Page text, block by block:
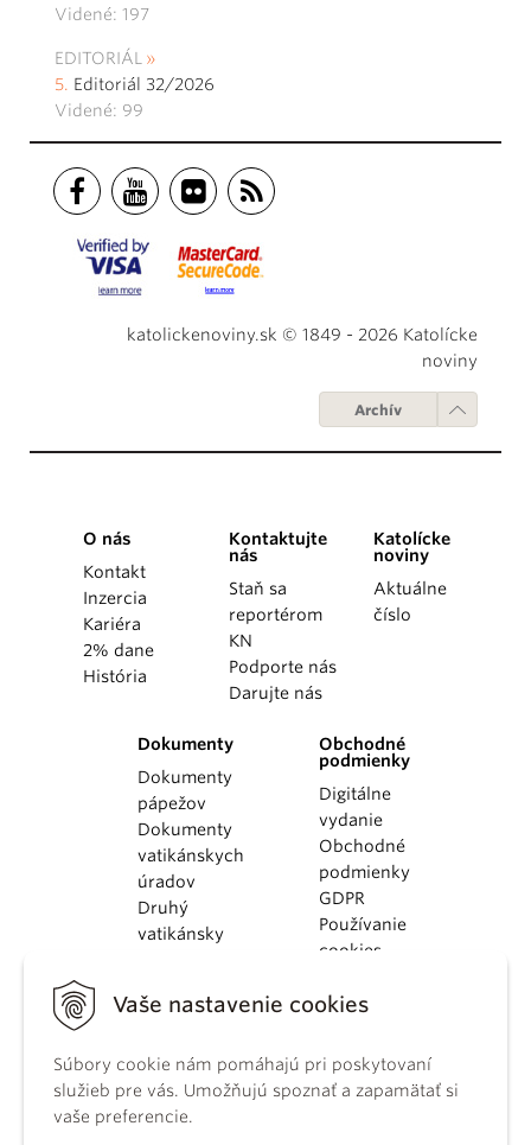
Vaše nastavenie cookies
Súbory cookie nám pomáhajú pri poskytovaní
služieb pre vás. Umožňujú spoznať a zapamätať si
vaše preferencie.
Videné: 197
EDITORIÁL
Editoriál 32/2026
Videné: 99
katolickenoviny.sk © 1849 - 2026 Katolícke
noviny
Archív
O nás
Kontakt
Inzercia
Kariéra
2% dane
História
Kontaktujte
nás
Staň sa
reportérom
KN
Podporte nás
Darujte nás
Katolícke
noviny
Aktuálne
číslo
Dokumenty
Dokumenty
pápežov
Dokumenty
vatikánskych
úradov
Druhý
vatikánsky
KBS
kánonického
práva
Katechizmus
Obchodné
podmienky
Digitálne
vydanie
Obchodné
podmienky
GDPR
Používanie
cookies